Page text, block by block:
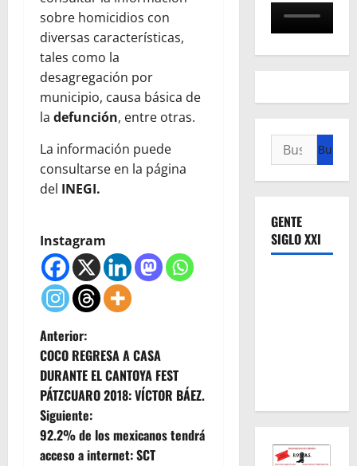
sobre homicidios con
diversas características,
tales como la
desagregación por
municipio, causa básica de
la defunción, entre otras.
La información puede
consultarse en la página
del INEGI.
Instagram
N
a
v
e
Anterior:
COCO REGRESA A CASA
DURANTE EL CANTOYA FEST
PÁTZCUARO 2018: VÍCTOR BÁEZ.
Siguiente:
92.2% de los mexicanos tendrá
acceso a internet: SCT
Buscar:
GENTE
SIGLO XXI